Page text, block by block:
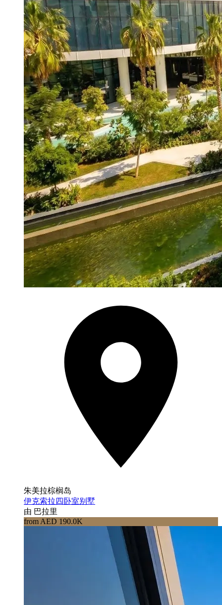
朱美拉棕榈岛
伊克索拉四卧室别墅
由 巴拉里
from AED 190.0K